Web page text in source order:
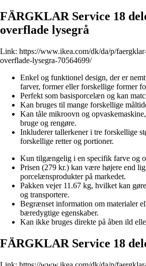
FÄRGKLAR Service 18
overflade lysegrå
Link: https://www.ikea.com/dk/da/p/
overflade-lysegra-70564699/
Enkel og funktionel design, der er
farver, former eller forskellige former
Perfekt som basisporcelæn og kan
Kan bruges til mange forskellige
Kan tåle mikroovn og
bruge og rengøre.
Inkluderer tallerkener i tre forskellige
forskellige retter og portioner.
Kun tilgængelig i en specifik farve og
Prisen (279 kr.) kan være højere end
porcelænsprodukter på markedet.
Pakken vejer 11.67 kg, hvilket kan
og transportere.
Begrænset information om materialer
bæredygtige egenskaber.
Kan ikke bruges direkte på åben ild
FÄRGKLAR Service 18